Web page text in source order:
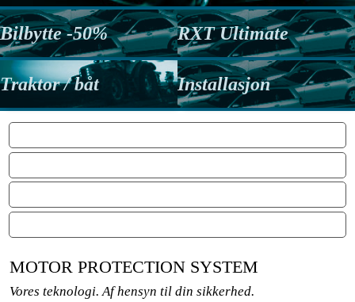
Bilbytte -50% RXT Ultimate
Traktor / båt Installasjon
MOTOR PROTECTION SYSTEM
Vores teknologi. Af hensyn til din sikkerhed.